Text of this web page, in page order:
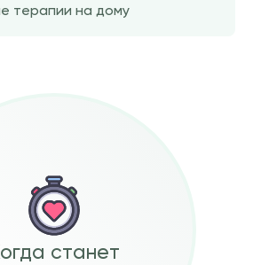
терапии на дому
станет